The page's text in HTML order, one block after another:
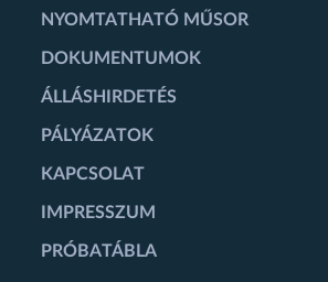
NYOMTATHATÓ MŰSOR
DOKUMENTUMOK
ÁLLÁSHIRDETÉS
PÁLYÁZATOK
KAPCSOLAT
IMPRESSZUM
PRÓBATÁBLA